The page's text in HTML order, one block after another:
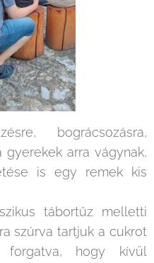
bográcsozásra,
gyerekek arra vágynak,
is egy remek kis
tábortűz melletti
szúrva tartjuk a cukrot
hogy kívül